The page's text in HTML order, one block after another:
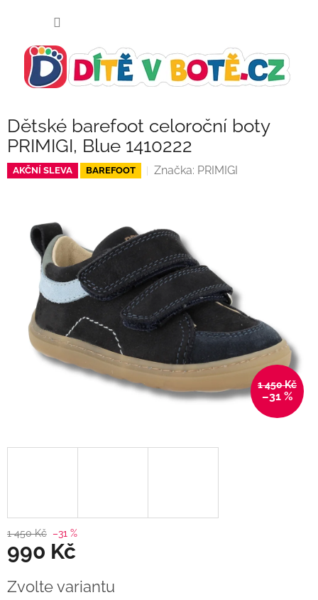
Dětské barefoot celoroční boty
PRIMIGI, Blue 1410222
AKČNÍ SLEVA BAREFOOT Značka: PRIMIGI
1 450 Kč
–31 %
1 450 Kč –31 %
990 Kč
cena:
Zvolte variantu